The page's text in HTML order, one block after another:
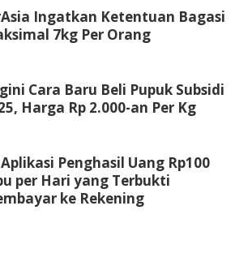
Ingatkan Ketentuan Bagasi
7kg Per Orang
Cara Baru Beli Pupuk Subsidi
Harga Rp 2.000-an Per Kg
Penghasil Uang Rp100
per Hari yang Terbukti
ke Rekening